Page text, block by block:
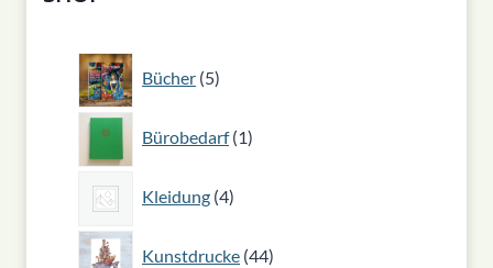
Bücher 5
5
Produkte
Bürobedarf 1
1
Produkt
Kleidung 4
4
Produkte
Kunstdrucke 44
44